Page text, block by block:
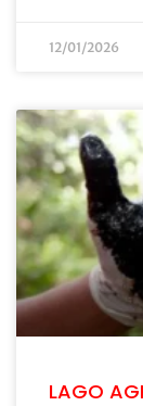
12/01/2026
LAGO